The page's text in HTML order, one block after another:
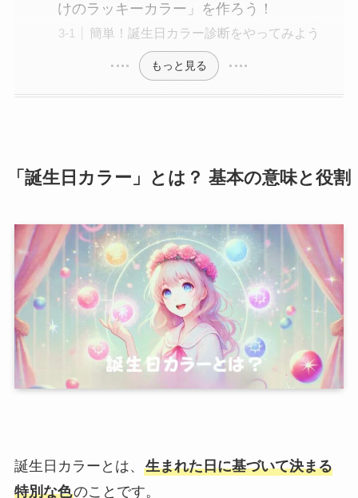
けのラッキーカラー」を作ろう！
簡単！誕生日カラー診断をやってみよう
もっと見る
「誕生日カラー」とは？ 基本の意味と役割
誕生日カラーとは、 生まれた日に基づいて決まる
特別な色のことです。